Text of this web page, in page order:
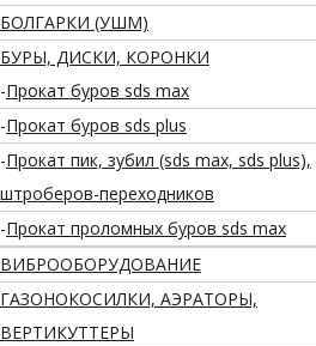
БОЛГАРКИ (УШМ)
БУРЫ, ДИСКИ, КОРОНКИ
Прокат буров sds max
Прокат буров sds plus
Прокат пик, зубил (sds max, sds plus),
штроберов-переходников
Прокат проломных буров sds max
ВИБРООБОРУДОВАНИЕ
ГАЗОНОКОСИЛКИ, АЭРАТОРЫ,
ВЕРТИКУТТЕРЫ